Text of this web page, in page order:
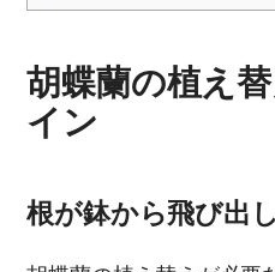
胡蝶蘭の植え
イン
根が鉢から飛び出